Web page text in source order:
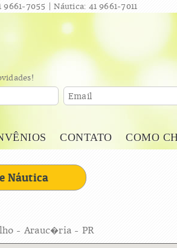
7055 | Náutica: 41 9661-7011
Email
CONTATO COMO
Náutica
- Arauc�ria - PR